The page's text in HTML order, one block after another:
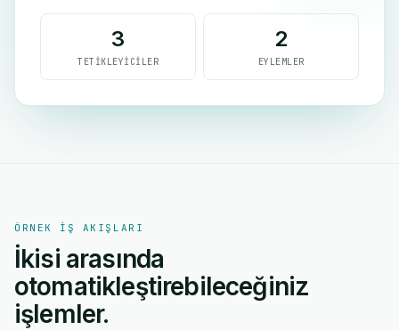
3
TETIKLEYICILER
2
EYLEMLER
ÖRNEK IŞ AKIŞLARI
İkisi arasında
otomatikleştirebileceğiniz
işlemler.